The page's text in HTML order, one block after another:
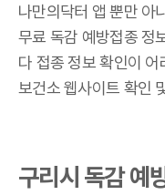
나만의닥터 앱 뿐만 아
무료 독감 예방접종 정
다 접종 정보 확인이
보건소 웹사이트 확인
구리시 독감 예